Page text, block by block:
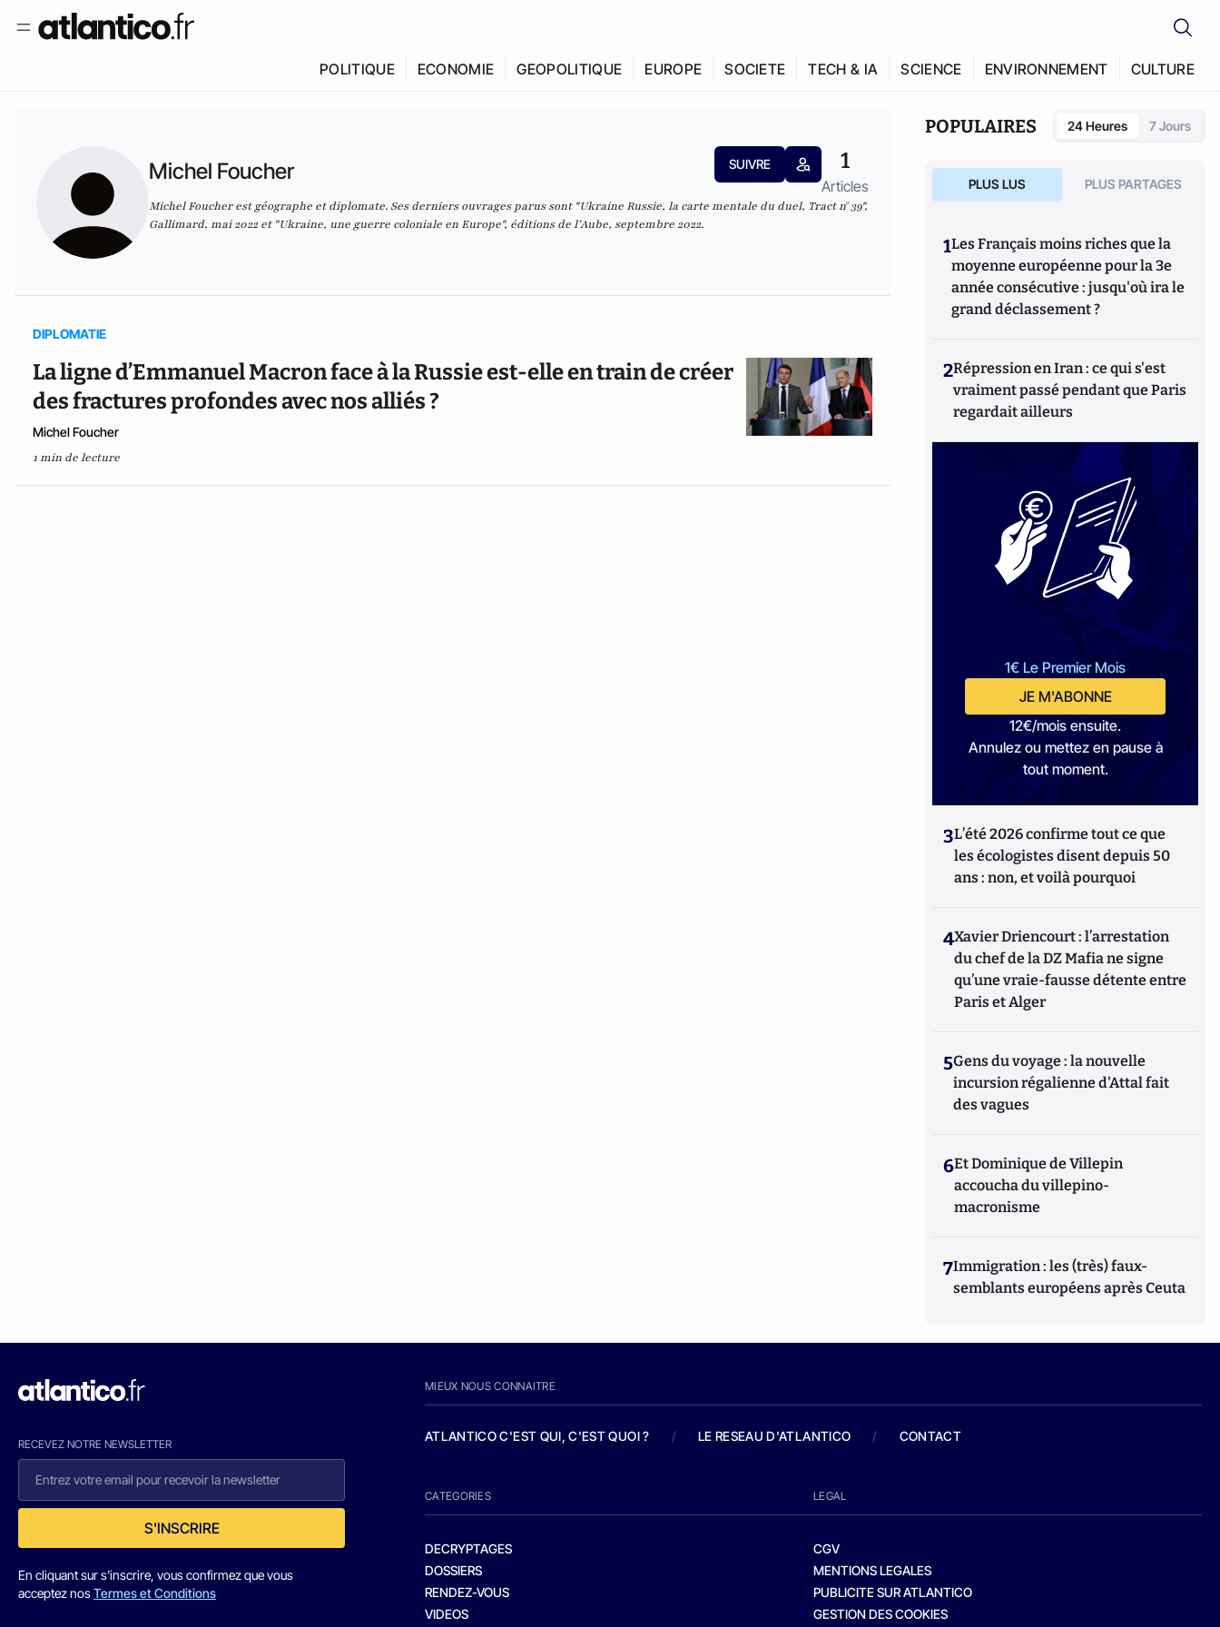
POLITIQUE ECONOMIE GEOPOLITIQUE EUROPE SOCIETE TECH & IA SCIENCE ENVIRONNEMENT CULTURE
Michel Foucher SUIVRE 1
Articles
Michel Foucher est géographe et diplomate. Ses derniers ouvrages parus sont "Ukraine Russie, la carte mentale du duel, Tract n° 39",
Gallimard, mai 2022 et "Ukraine, une guerre coloniale en Europe", éditions de l’Aube, septembre 2022.
DIPLOMATIE
La ligne d’Emmanuel Macron face à la Russie est-elle en train de créer
des fractures profondes avec nos alliés ?
Michel Foucher
1 min de lecture
POPULAIRES 24 Heures 7 Jours
PLUS LUS PLUS PARTAGES
1Les Français moins riches que la
moyenne européenne pour la 3e
année consécutive : jusqu'où ira le
grand déclassement ?
2Répression en Iran : ce qui s'est
vraiment passé pendant que Paris
regardait ailleurs
1€ Le Premier Mois
JE M'ABONNE
12€/mois ensuite.
Annulez ou mettez en pause à
tout moment.
3L’été 2026 confirme tout ce que
les écologistes disent depuis 50
ans : non, et voilà pourquoi
4Xavier Driencourt : l’arrestation
du chef de la DZ Mafia ne signe
qu’une vraie-fausse détente entre
Paris et Alger
5Gens du voyage : la nouvelle
incursion régalienne d'Attal fait
des vagues
6Et Dominique de Villepin
accoucha du villepino-
macronisme
7Immigration : les (très) faux-
semblants européens après Ceuta
RECEVEZ NOTRE NEWSLETTER
S'INSCRIRE
En cliquant sur s'inscrire, vous confirmez que vous
acceptez nosTermes et Conditions
MIEUX NOUS CONNAITRE
ATLANTICO C'EST QUI, C'EST QUOI ? / LE RESEAU D'ATLANTICO / CONTACT
CATEGORIES
DECRYPTAGES
DOSSIERS
RENDEZ-VOUS
VIDEOS
LEGAL
CGV
MENTIONS LEGALES
PUBLICITE SUR ATLANTICO
GESTION DES COOKIES